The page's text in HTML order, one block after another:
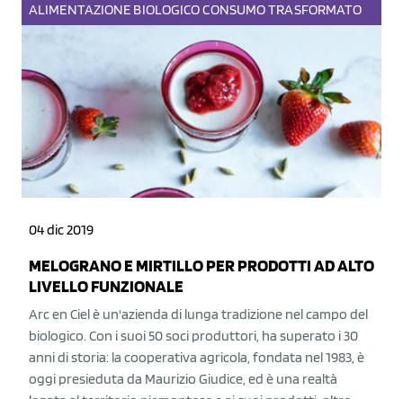
ALIMENTAZIONE BIOLOGICOCONSUMOTRASFORMATO
04 dic 2019
MELOGRANO E MIRTILLO PER PRODOTTI AD ALTO
LIVELLO FUNZIONALE
Arc en Ciel è un'azienda di lunga tradizione nel campo del
biologico. Con i suoi 50 soci produttori, ha superato i 30
anni di storia: la cooperativa agricola, fondata nel 1983, è
oggi presieduta da Maurizio Giudice, ed è una realtà